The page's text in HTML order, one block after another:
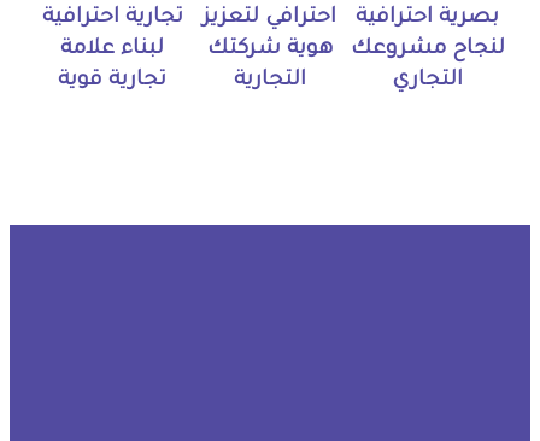
بصرية احترافية
لنجاح مشروعك
التجاري
احترافي لتعزيز
هوية شركتك
التجارية
تجارية احترافية
لبناء علامة
تجارية قوية